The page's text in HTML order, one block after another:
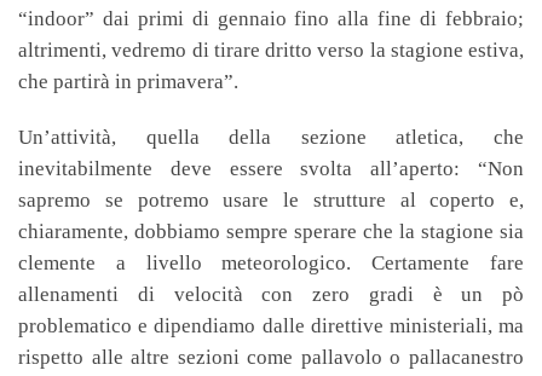
“indoor” dai primi di gennaio fino alla fine di febbraio;
altrimenti, vedremo di tirare dritto verso la stagione estiva,
che partirà in primavera”.
Un’attività, quella della sezione atletica, che
inevitabilmente deve essere svolta all’aperto: “Non
sapremo se potremo usare le strutture al coperto e,
chiaramente, dobbiamo sempre sperare che la stagione sia
clemente a livello meteorologico. Certamente fare
allenamenti di velocità con zero gradi è un pò
problematico e dipendiamo dalle direttive ministeriali, ma
rispetto alle altre sezioni come pallavolo o pallacanestro